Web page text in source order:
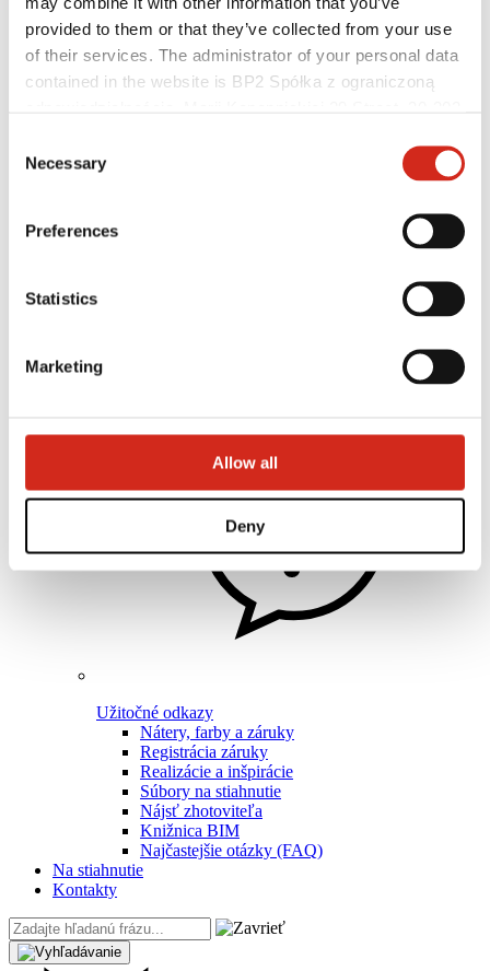
provided to them or that they’ve collected from your use
of their services. The administrator of your personal data
contained in the website is BP2 Spółka z ograniczoną
121387608.
Selection
Necessary
Preferences
Statistics
Marketing
Allow all
Deny
Architekti
Užitočné odkazy
Nátery, farby a záruky
Registrácia záruky
Realizácie a inšpirácie
Súbory na stiahnutie
Nájsť zhotoviteľa
Knižnica BIM
Najčastejšie otázky (FAQ)
Na stiahnutie
Kontakty